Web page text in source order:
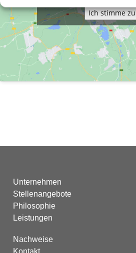
Ich stimme zu
Unternehmen
Stellenangebote
Philosophie
Leistungen
Nachweise
Kontakt